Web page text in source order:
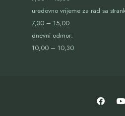
uredovno vrijeme za rad sa
7,30 – 15,00
dnevni odmor:
10,00 – 10,30